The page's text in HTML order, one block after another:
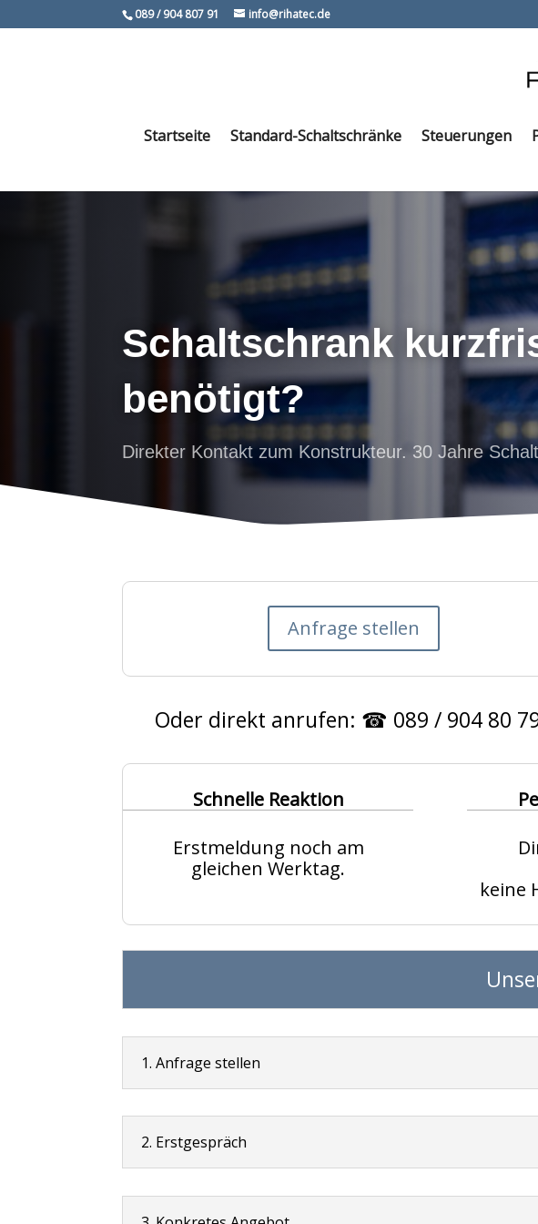
089 / 904 807 91 info@rihatec.de
Startseite Standard-Schaltschränke Steuerungen
Schaltschrank
benötigt?
Direkter Kontakt zum Konstrukteur. 30 Jahre
Anfrage stellen
Oder direkt anrufen: ☎ 089 / 904 80
Schnelle Reaktion
Erstmeldung noch am
gleichen Werktag.
keine
1. Anfrage stellen
2. Erstgespräch